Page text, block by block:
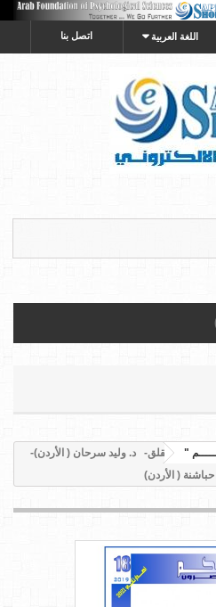
اللغة العربية اتصل بنا
"
القلق- د. وليد سرحان ( الأردن)-
( الأردن)